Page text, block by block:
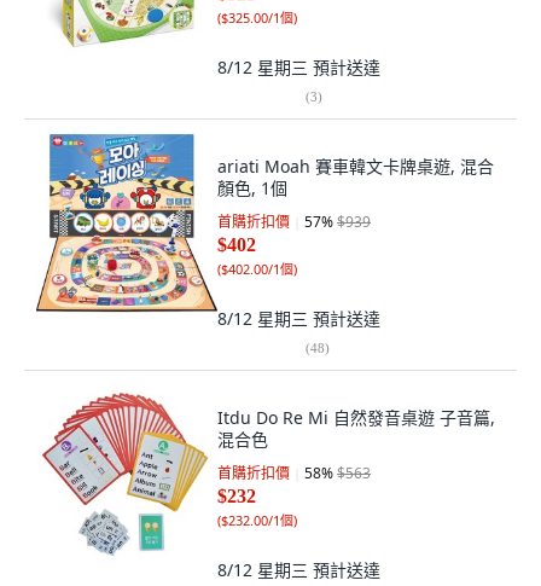
($325.00/1個)
8/12 星期三 預計送達
(3)
ariati Moah 賽車韓文卡牌桌遊, 混合
顏色, 1個
首購折扣價 57%$939
$402
($402.00/1個)
8/12 星期三 預計送達
(48)
Itdu Do Re Mi 自然發音桌遊 子音篇,
混合色
首購折扣價 58%$563
$232
($232.00/1個)
8/12 星期三 預計送達